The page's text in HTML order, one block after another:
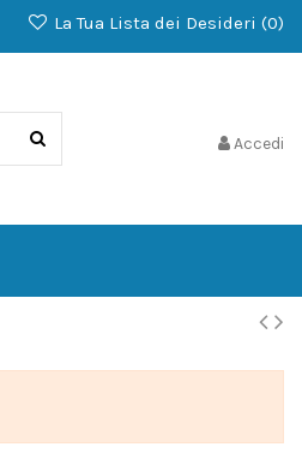
La Tua Lista dei Desideri (0)
Accedi